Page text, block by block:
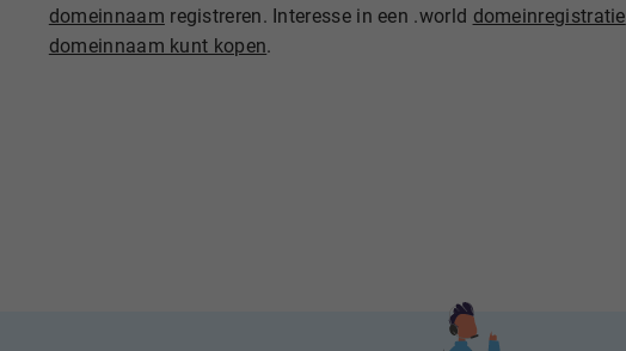
domeinnaam registreren. Interesse in een .world domeinregistratie
domeinnaam kunt kopen.